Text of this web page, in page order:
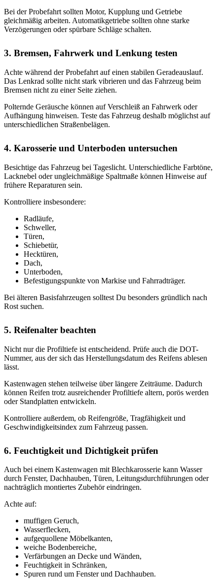
Bei der Probefahrt sollten Motor, Kupplung und Getriebe
gleichmäßig arbeiten. Automatikgetriebe sollten ohne starke
Verzögerungen oder spürbare Schläge schalten.
3. Bremsen, Fahrwerk und Lenkung testen
Achte während der Probefahrt auf einen stabilen Geradeauslauf.
Das Lenkrad sollte nicht stark vibrieren und das Fahrzeug beim
Bremsen nicht zu einer Seite ziehen.
Polternde Geräusche können auf Verschleiß an Fahrwerk oder
Aufhängung hinweisen. Teste das Fahrzeug deshalb möglichst auf
unterschiedlichen Straßenbelägen.
4. Karosserie und Unterboden untersuchen
Besichtige das Fahrzeug bei Tageslicht. Unterschiedliche Farbtöne,
Lacknebel oder ungleichmäßige Spaltmaße können Hinweise auf
frühere Reparaturen sein.
Kontrolliere insbesondere:
Radläufe,
Schweller,
Türen,
Schiebetür,
Hecktüren,
Dach,
Unterboden,
Befestigungspunkte von Markise und Fahrradträger.
Bei älteren Basisfahrzeugen solltest Du besonders gründlich nach
Rost suchen.
5. Reifenalter beachten
Nicht nur die Profiltiefe ist entscheidend. Prüfe auch die DOT-
Nummer, aus der sich das Herstellungsdatum des Reifens ablesen
lässt.
Kastenwagen stehen teilweise über längere Zeiträume. Dadurch
können Reifen trotz ausreichender Profiltiefe altern, porös werden
oder Standplatten entwickeln.
Kontrolliere außerdem, ob Reifengröße, Tragfähigkeit und
Geschwindigkeitsindex zum Fahrzeug passen.
6. Feuchtigkeit und Dichtigkeit prüfen
Auch bei einem Kastenwagen mit Blechkarosserie kann Wasser
durch Fenster, Dachhauben, Türen, Leitungsdurchführungen oder
nachträglich montiertes Zubehör eindringen.
Achte auf:
muffigen Geruch,
Wasserflecken,
aufgequollene Möbelkanten,
weiche Bodenbereiche,
Verfärbungen an Decke und Wänden,
Feuchtigkeit in Schränken,
Spuren rund um Fenster und Dachhauben.